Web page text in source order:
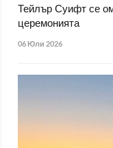
Тейлър Суифт се
церемонията
06 Юли 2026